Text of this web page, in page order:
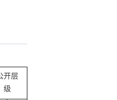
开层
级